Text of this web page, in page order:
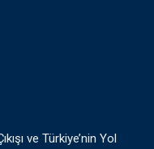
ve Türkiye’nin Yol